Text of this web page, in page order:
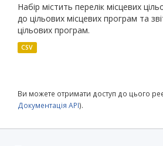
Набір містить перелік місцевих
до цільових місцевих програм та
цільових програм.
CSV
Ви можете отримати доступ до цього
Документація API).